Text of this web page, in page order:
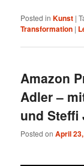
Posted in Kunst |
Transformation |
Amazon
Adler –
und
Posted onApril